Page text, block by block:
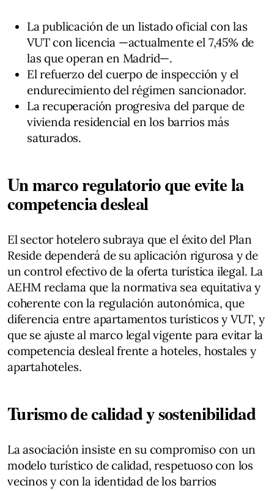
La publicación de un listado oficial con las
VUT con licencia —actualmente el 7,45% de
las que operan en Madrid—.
El refuerzo del cuerpo de inspección y el
endurecimiento del régimen sancionador.
La recuperación progresiva del parque de
vivienda residencial en los barrios más
saturados.
Un marco regulatorio que evite la
competencia desleal
El sector hotelero subraya que el éxito del Plan
Reside dependerá de su aplicación rigurosa y de
un control efectivo de la oferta turística ilegal. La
AEHM reclama que la normativa sea equitativa y
coherente con la regulación autonómica, que
diferencia entre apartamentos turísticos y VUT, y
que se ajuste al marco legal vigente para evitar la
competencia desleal frente a hoteles, hostales y
apartahoteles.
Turismo de calidad y sostenibilidad
La asociación insiste en su compromiso con un
modelo turístico de calidad, respetuoso con los
vecinos y con la identidad de los barrios